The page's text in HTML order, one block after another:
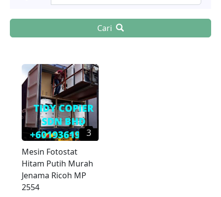
Cari
3
Mesin Fotostat
Hitam Putih Murah
Jenama Ricoh MP
2554